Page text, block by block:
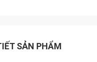
SẢN PHẨM